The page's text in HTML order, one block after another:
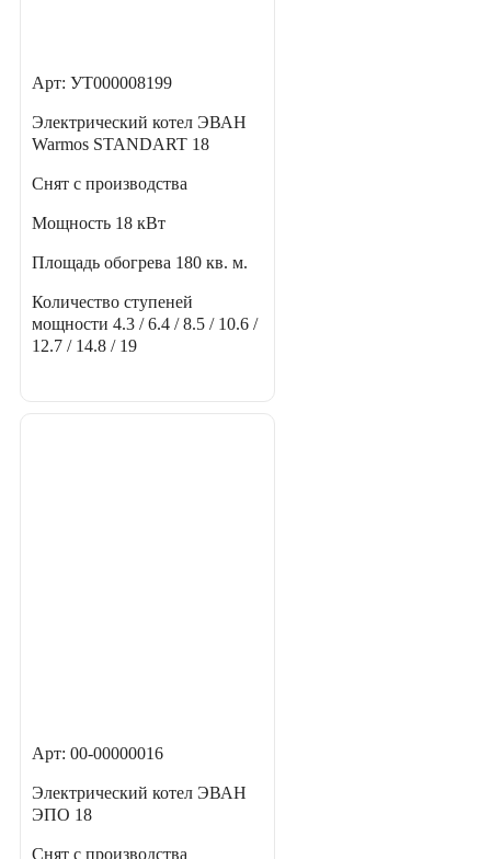
Арт: УТ000008199
Электрический котел ЭВАН
Warmos STANDART 18
Снят с производства
Мощность 18 кВт
Площадь обогрева 180 кв. м.
Количество ступеней
мощности 4.3 / 6.4 / 8.5 / 10.6 /
12.7 / 14.8 / 19
Арт: 00-00000016
Электрический котел ЭВАН
ЭПО 18
Снят с производства